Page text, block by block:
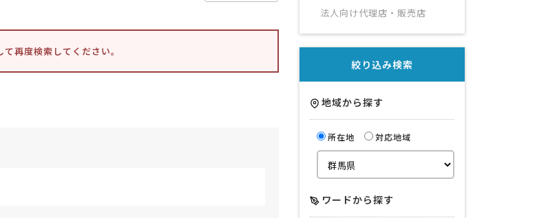
再度検索してください。
法人向け代理店・販売店
絞り込み検索
地域から探す
所在地 対応地域
ワードから探す